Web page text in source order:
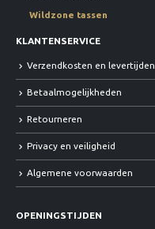
Wildzone tassen
KLANTENSERVICE
Verzendkosten en levertijden
Betaalmogelijkheden
Retourneren
Privacy en veiligheid
Algemene voorwaarden
OPENINGSTIJDEN